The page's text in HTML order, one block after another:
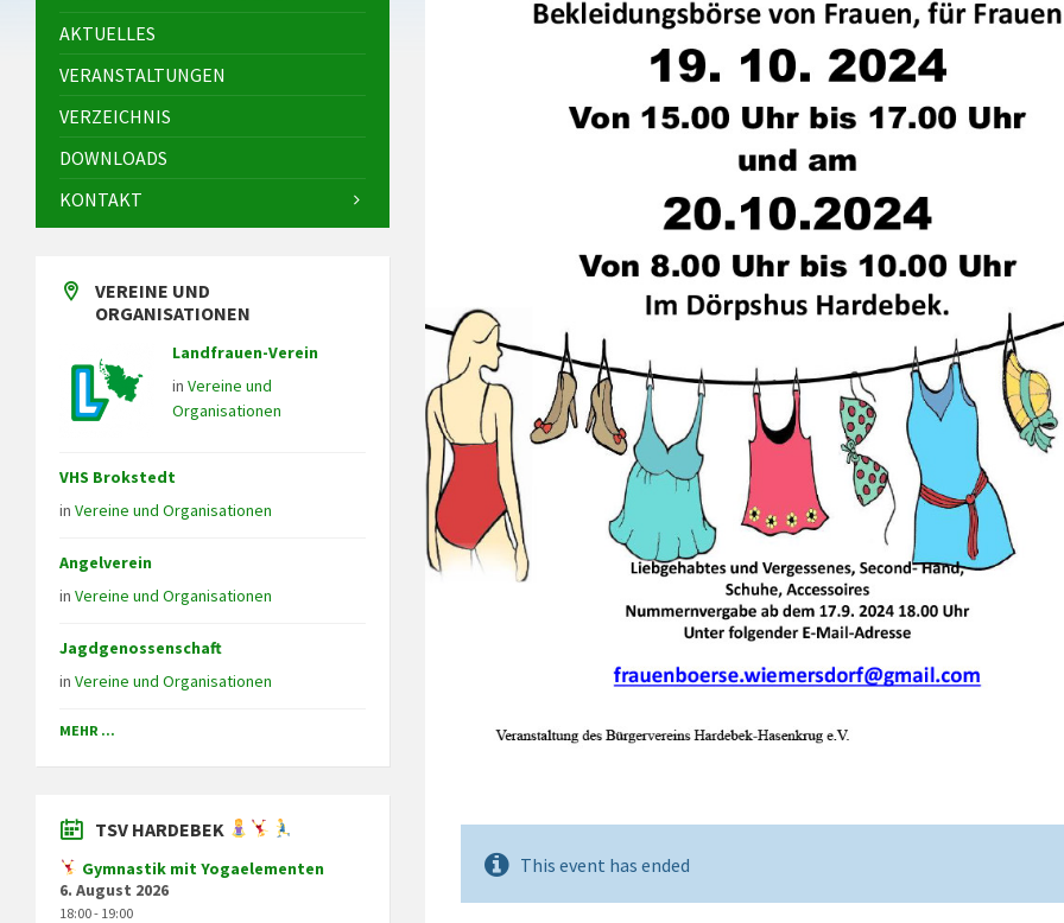
This event has ended
AKTUELLES
VERANSTALTUNGEN
VERZEICHNIS
DOWNLOADS
KONTAKT
VEREINE UND
ORGANISATIONEN
Landfrauen-Verein
in Vereine und
Organisationen
VHS Brokstedt
in Vereine und Organisationen
Angelverein
in Vereine und Organisationen
Jagdgenossenschaft
in Vereine und Organisationen
MEHR ...
TSV HARDEBEK
Gymnastik mit Yogaelementen
6. August 2026
18:00 - 19:00